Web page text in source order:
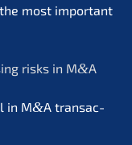
most important
risks in M&A
in M&A transac­